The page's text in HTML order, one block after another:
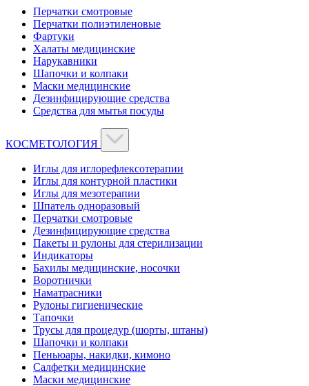
Перчатки смотровые
Перчатки полиэтиленовые
Фартуки
Халаты медицинские
Нарукавники
Шапочки и колпаки
Маски медицинские
Дезинфицирующие средства
Средства для мытья посуды
КОСМЕТОЛОГИЯ
Иглы для иглорефлексотерапии
Иглы для контурной пластики
Иглы для мезотерапии
Шпатель одноразовый
Перчатки смотровые
Дезинфицирующие средства
Пакеты и рулоны для стерилизации
Индикаторы
Бахилы медицинские, носочки
Воротнички
Наматрасники
Рулоны гигиенические
Тапочки
Трусы для процедур (шорты, штаны)
Шапочки и колпаки
Пеньюары, накидки, кимоно
Салфетки медицинские
Маски медицинские